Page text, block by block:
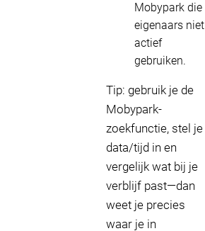
Mobypark die
eigenaars niet
actief
gebruiken.
Tip: gebruik je de
Mobypark-
zoekfunctie, stel je
data/tijd in en
vergelijk wat bij je
verblijf past—dan
weet je precies
waar je in